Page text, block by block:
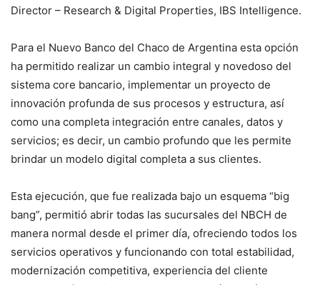
Director – Research & Digital Properties, IBS Intelligence.
Para el Nuevo Banco del Chaco de Argentina esta opción
ha permitido realizar un cambio integral y novedoso del
sistema core bancario, implementar un proyecto de
innovación profunda de sus procesos y estructura, así
como una completa integración entre canales, datos y
servicios; es decir, un cambio profundo que les permite
brindar un modelo digital completa a sus clientes.
Esta ejecución, que fue realizada bajo un esquema “big
bang”, permitió abrir todas las sucursales del NBCH de
manera normal desde el primer día, ofreciendo todos los
servicios operativos y funcionando con total estabilidad,
modernización competitiva, experiencia del cliente